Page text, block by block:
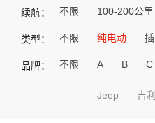
续航： 不限 100-200公里
类型： 不限 纯电动
品牌： 不限 A B C
Jeep 吉利